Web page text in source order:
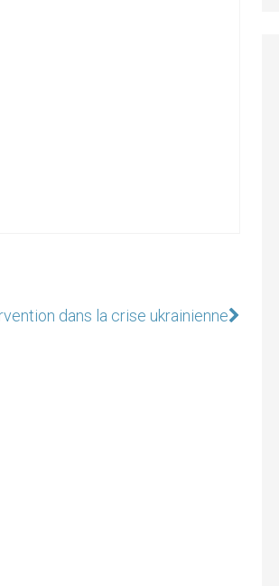
dans la crise ukrainienne